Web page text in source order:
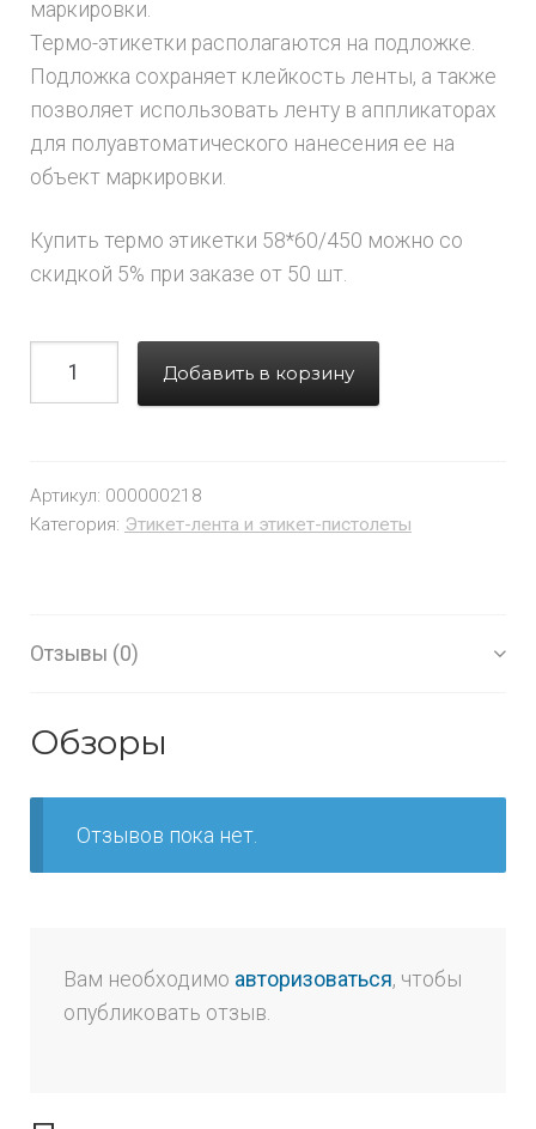
маркировки.
Термо-этикетки располагаются на подложке.
Подложка сохраняет клейкость ленты, а также
позволяет использовать ленту в аппликаторах
для полуавтоматического нанесения ее на
объект маркировки.
Купить термо этикетки 58*60/450 можно со
скидкой 5% при заказе от 50 шт.
Добавить в корзину
Артикул: 000000218
Категория: Этикет-лента и этикет-пистолеты
Отзывы (0)
Обзоры
Отзывов пока нет.
Вам необходимо авторизоваться, чтобы
опубликовать отзыв.